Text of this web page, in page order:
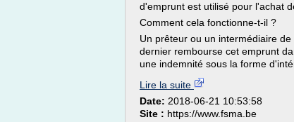
d'emprunt est utilisé pour l'achat
Comment cela fonctionne-t-il ?
Un prêteur ou un intermédiaire
dernier rembourse cet emprunt
une indemnité sous la forme
Lire la suite
Date: 2018-06-21 10:53:58
Site : https://www.fsma.be